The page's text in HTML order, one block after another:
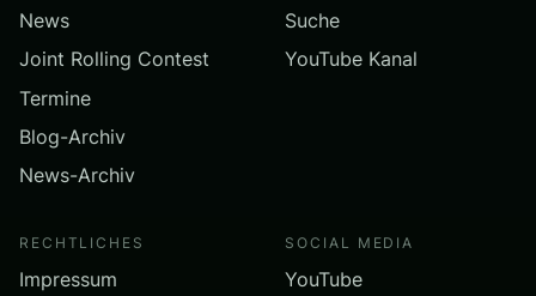
News
Joint Rolling Contest
Termine
Blog-Archiv
News-Archiv
Suche
YouTube Kanal
RECHTLICHES
Impressum
SOCIAL MEDIA
YouTube